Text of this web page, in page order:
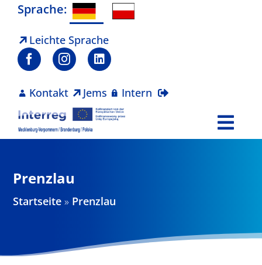
Zum
springen
Sprache:
Leichte Sprache
Kontakt Jems Intern
Projekte
Prenzlau
Startseite » Prenzlau